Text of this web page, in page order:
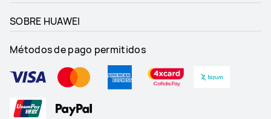
SOBRE HUAWEI
Métodos de pago permitidos